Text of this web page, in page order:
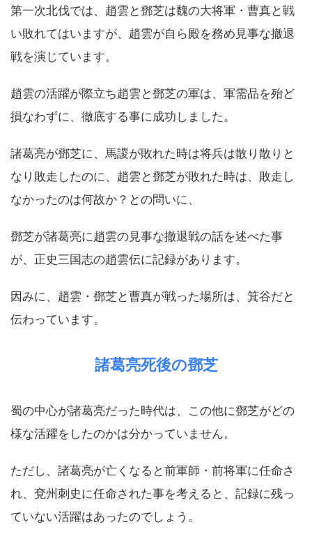
第一次北伐では、趙雲と鄧芝は魏の大将軍・曹真と戦
い敗れてはいますが、趙雲が自ら殿を務め見事な撤退
戦を演じています。
趙雲の活躍が際立ち趙雲と鄧芝の軍は、軍需品を殆ど
損なわずに、徹底する事に成功しました。
諸葛亮が鄧芝に、馬謖が敗れた時は将兵は散り散りと
なり敗走したのに、趙雲と鄧芝が敗れた時は、敗走し
なかったのは何故か？との問いに、
鄧芝が諸葛亮に趙雲の見事な撤退戦の話を述べた事
が、正史三国志の趙雲伝に記録があります。
因みに、趙雲・鄧芝と曹真が戦った場所は、箕谷だと
伝わっています。
諸葛亮死後の鄧芝
蜀の中心が諸葛亮だった時代は、この他に鄧芝がどの
様な活躍をしたのかは分かっていません。
ただし、諸葛亮が亡くなると前軍師・前将軍に任命さ
れ、兗州刺史に任命された事を考えると、記録に残っ
ていない活躍はあったのでしょう。